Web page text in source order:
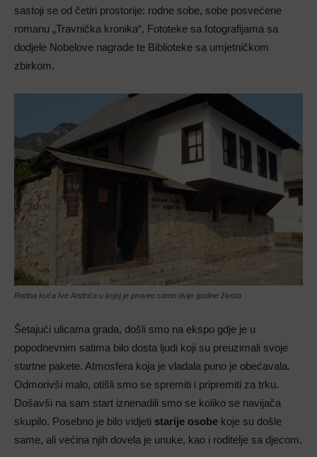
sastoji se od četiri prostorije: rodne sobe, sobe posvećene
romanu „Travnička kronika“, Fototeke sa fotografijama sa
dodjele Nobelove nagrade te Biblioteke sa umjetničkom
zbirkom.
Rodna kuća Ive Andrića u kojoj je proveo samo dvije godine života
Šetajući ulicama grada, došli smo na ekspo gdje je u
popodnevnim satima bilo dosta ljudi koji su preuzimali svoje
startne pakete. Atmosfera koja je vladala puno je obećavala.
Odmorivši malo, otišli smo se spremiti i pripremiti za trku.
Došavši na sam start iznenadili smo se koliko se navijača
skupilo. Posebno je bilo vidjeti starije osobe koje su došle
same, ali većina njih dovela je unuke, kao i roditelje sa djecom.